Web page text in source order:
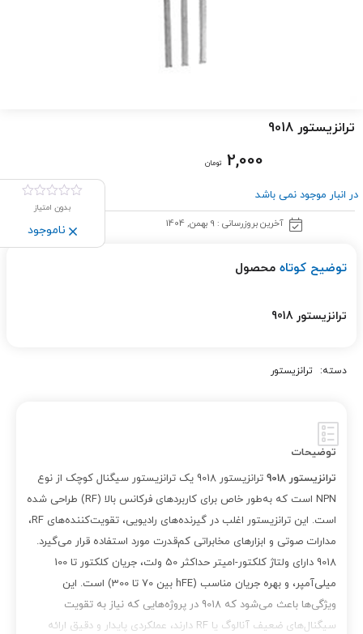
ترانزیستور 9018
2,000 تومان
در انبار موجود نمی باشد
آخرین بروزرسانی : 9 بهمن, 1404
بدون امتیاز
ناموجود
توضیح کوتاه محصول
ترانزیستور 9018
دسته: ترانزیستور
توضیحات
ترانزیستور 9018
ترانزیستور 9018 یک ترانزیستور سیگنال کوچک از نوع
NPN است که به‌طور خاص برای کاربردهای فرکانس بالا (RF) طراحی شده
است. این ترانزیستور اغلب در گیرنده‌های رادیویی، تقویت‌کننده‌های RF،
مدارات صوتی و ابزارهای مخابراتی کم‌قدرت مورد استفاده قرار می‌گیرد.
9018 دارای ولتاژ کلکتور-امیتر حداکثر 50 ولت، جریان کلکتور تا 100
میلی‌آمپر، و بهره جریان مناسب (hFE بین 70 تا 300) است. این
ویژگی‌ها باعث می‌شود که 9018 در پروژه‌هایی که نیاز به تقویت
سیگنال‌های ضعیف آنالوگ یا RF دارند، عملکردی پایدار و دقیق ارائه